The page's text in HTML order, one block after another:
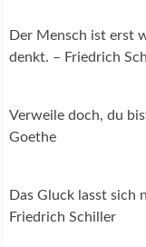
Der Mensch ist erst
denkt. – Friedrich
Verweile doch, du
Goethe
Das Gluck lasst sich
Friedrich Schiller